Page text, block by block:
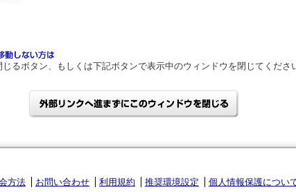
るボタン、もしくは下記ボタンで表示中のウィンドウを閉じてくださ
方法 お問い合わせ 利用規約 推奨環境設定 個人情報保護につい